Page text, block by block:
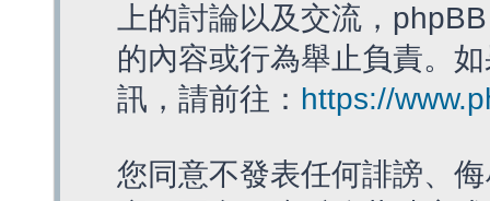
上的討論以及交流，
的內容或行為舉止負責。
訊，請前往： https://
您同意不發表任何誹謗、